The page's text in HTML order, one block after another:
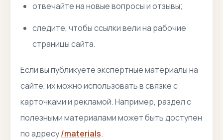
отвечайте на новые вопросы и отзывы;
следите, чтобы ссылки вели на рабочие
страницы сайта.
Если вы публикуете экспертные материалы на
сайте, их можно использовать в связке с
карточками и рекламой. Например, раздел с
полезными материалами может быть доступен
по адресу/materials.